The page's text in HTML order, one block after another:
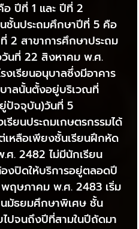
ปีที่ 1 และ ปีที่ 2
ชั้นประถมศึกษาปีที่ 5 คือ
2 สาขาการศึกษาประถม
วันที่ 22 สิงหาคม พ.ศ.
งเรียนอนุบาลซึ่งมีอาคาร
บาลนั้นตั้งอยู่บริเวณที่
ปัจจุบัน)วันที่ 5
รียนประถมเกษตรกรรมได้
เหลือเพียงชั้นเรียนฝึกหัด
ศ. 2482 ไม่มีนักเรียน
งปิดให้บริการอยู่ตลอดปี
ฤษภาคม พ.ศ. 2483 เริ่ม
นมัธยมศึกษาพิเศษ ชั้น
ไปจนถึงปีที่สามในปีถัดมา